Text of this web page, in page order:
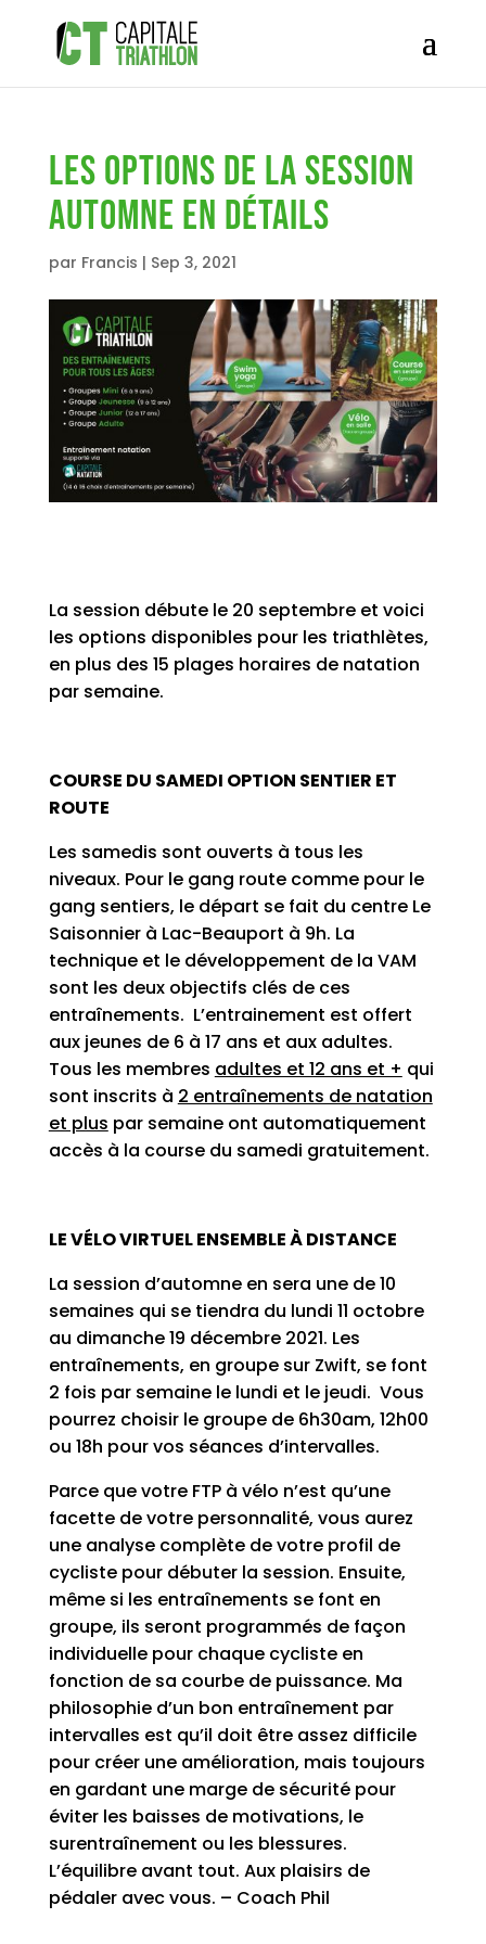
Les options de la session
automne en détails
par Francis | Sep 3, 2021
La session débute le 20 septembre et voici
les options disponibles pour les triathlètes,
en plus des 15 plages horaires de natation
par semaine.
COURSE DU SAMEDI OPTION SENTIER ET
ROUTE
Les samedis sont ouverts à tous les
niveaux. Pour le gang route comme pour le
gang sentiers, le départ se fait du centre Le
Saisonnier à Lac-Beauport à 9h. La
technique et le développement de la VAM
sont les deux objectifs clés de ces
entraînements. L’entrainement est offert
aux jeunes de 6 à 17 ans et aux adultes.
Tous les membres adultes et 12 ans et + qui
sont inscrits à 2 entraînements de natation
et plus par semaine ont automatiquement
accès à la course du samedi gratuitement.
LE VÉLO VIRTUEL ENSEMBLE À DISTANCE
La session d’automne en sera une de 10
semaines qui se tiendra du lundi 11 octobre
au dimanche 19 décembre 2021. Les
entraînements, en groupe sur Zwift, se font
2 fois par semaine le lundi et le jeudi. Vous
pourrez choisir le groupe de 6h30am, 12h00
ou 18h pour vos séances d’intervalles.
Parce que votre FTP à vélo n’est qu’une
facette de votre personnalité, vous aurez
une analyse complète de votre profil de
cycliste pour débuter la session. Ensuite,
même si les entraînements se font en
groupe, ils seront programmés de façon
individuelle pour chaque cycliste en
fonction de sa courbe de puissance. Ma
philosophie d’un bon entraînement par
intervalles est qu’il doit être assez difficile
pour créer une amélioration, mais toujours
en gardant une marge de sécurité pour
éviter les baisses de motivations, le
surentraînement ou les blessures.
L’équilibre avant tout. Aux plaisirs de
pédaler avec vous. – Coach Phil